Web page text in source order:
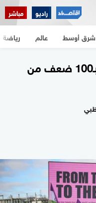
راديو مباشر
شرق أوسط عالم رياضة
بريطانيا.. دخل المدراء أعلى بـ100 ضعف من